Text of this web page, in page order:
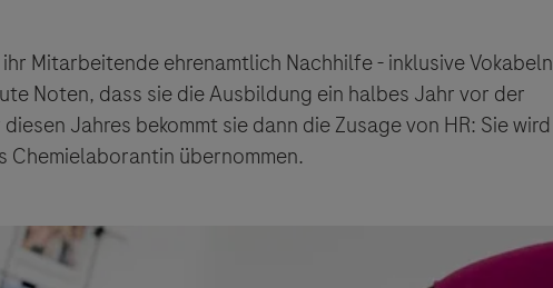
Mitarbeitende ehrenamtlich Nachhilfe - inklusive Vokabeln
Noten, dass sie die Ausbildung ein halbes Jahr vor der
Jahres bekommt sie dann die Zusage von HR: Sie wird
Chemielaborantin übernommen.